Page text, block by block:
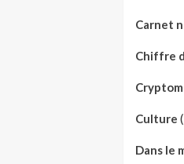
Carnet
Chiffre
Culture
Dans le